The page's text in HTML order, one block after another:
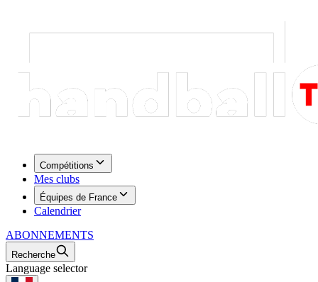
Compétitions
Mes clubs
Équipes de France
Calendrier
ABONNEMENTS
Recherche
Language selector